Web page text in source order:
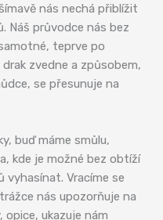
nás nechá přiblížit
Náš průvodce nás bez
teprve po
zvedne a způsobem,
se přesunuje na
buď máme smůlu,
kde je možné bez obtíží
vyhasínat. Vracíme se
nás upozorňuje na
opice, ukazuje nám